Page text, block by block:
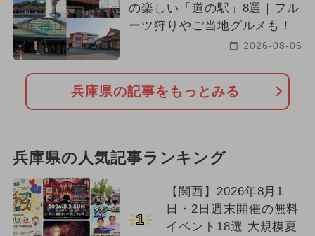
の楽しい「道の駅」8選｜フル
ーツ狩りやご当地グルメも！
2026-08-06
兵庫県の記事をもっとみる
兵庫県の人気記事ランキング
1
【関西】2026年8月1
日・2日週末開催の無料
イベント18選 大規模夏